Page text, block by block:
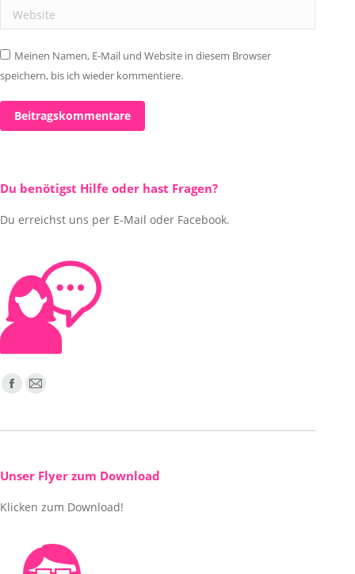
Website
Meinen Namen, E-Mail und Website in diesem Browser
speichern, bis ich wieder kommentiere.
Beitragskommentare
Du benötigst Hilfe oder hast Fragen?
Du erreichst uns per E-Mail oder Facebook.
Finden Sie uns auf:
Facebook
opens
new
E-
page
in
window
Unser Flyer zum Download
Klicken zum Download!